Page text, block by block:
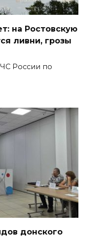
дом
Большой
вдов и
на Ростовскую
ливни, грозы
России по
донского